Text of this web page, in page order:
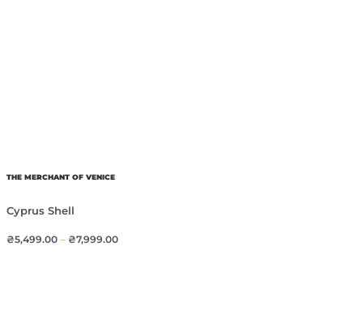
THE MERCHANT OF VENICE
Cyprus Shell
₴5,499.00– ₴7,999.00